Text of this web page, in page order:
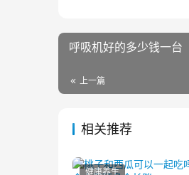
呼吸机好的多少钱一台
上一篇
相关推荐
健康养生